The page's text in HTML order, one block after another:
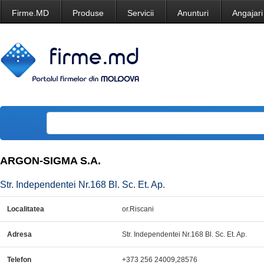
Firme.MD Produse Servicii Anunturi Angajari
ARGON-SIGMA S.A.
Str. Independentei Nr.168 Bl. Sc. Et. Ap.
Localitatea or.Riscani
Adresa Str. Independentei Nr.168 Bl. Sc. Et. Ap.
Telefon +373 256 24009,28576